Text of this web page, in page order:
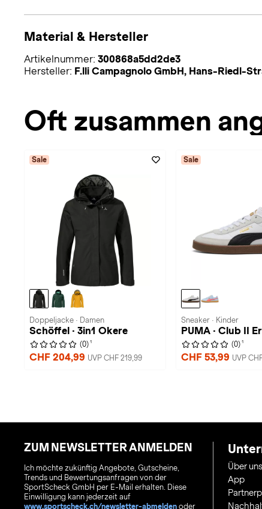
Material & Hersteller
Artikelnummer: 300868a5dd2de3
Hersteller: F.lli Campagnolo GmbH, Hans-Riedl-
Oft zusammen
Sale
Doppeljacke · Damen
Schöffel · 3in1 Okere
(0) 1
CHF 204,99 UVP CHF 219,99
Sale
Sneaker · Kinder
PUMA · Club II
(0) 1
CHF 53,99 UVP
ZUM NEWSLETTER ANMELDEN
Ich möchte zukünftig Angebote, Gutscheine,
Trends und Bewertungsanfragen von der
SportScheck GmbH per E-Mail erhalten. Diese
Einwilligung kann jederzeit auf
www.sportscheck.ch/newsletter-abmelden oder
Über uns
App